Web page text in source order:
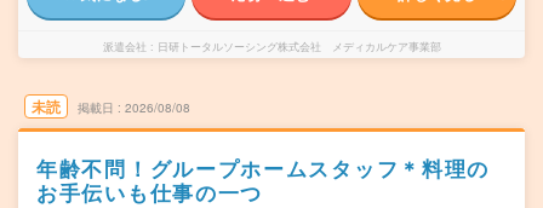
派遣会社 日研トータルソーシング株式会社 メディカルケア事業部
未読 掲載日 2026/08/08
年齢不問！グループホームスタッフ＊料理の
お手伝いも仕事の一つ